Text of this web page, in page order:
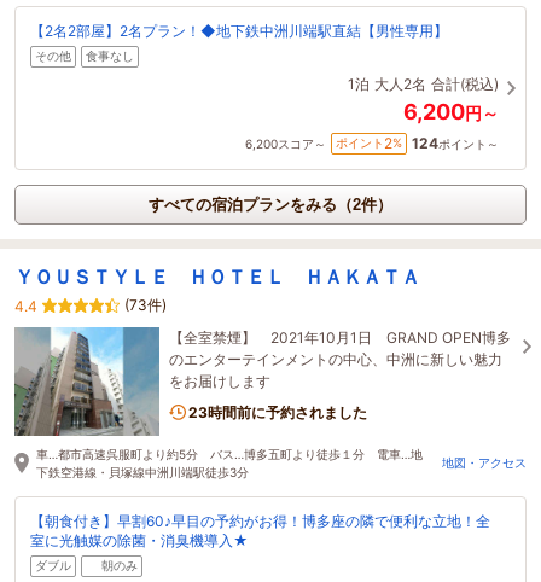
【2名2部屋】2名プラン！◆地下鉄中洲川端駅直結【男性専用】
その他 食事なし
1泊 大人2名 合計(税込)
6,200円～
6,200スコア～ ポイント 2% 124ポイント～
すべての宿泊プランをみる（2件）
ＹＯＵＳＴＹＬＥ ＨＯＴＥＬ ＨＡＫＡＴＡ
4.4
(73件)
【全室禁煙】 2021年10月1日 GRAND OPEN博多
のエンターテインメントの中心、中洲に新しい魅力
をお届けします
23時間前に予約されました
車…都市高速呉服町より約5分 バス…博多五町より徒歩１分 電車…地
下鉄空港線・貝塚線中洲川端駅徒歩3分
地図・アクセス
【朝食付き】早割60♪早目の予約がお得！博多座の隣で便利な立地！全
室に光触媒の除菌・消臭機導入★
ダブル 朝のみ